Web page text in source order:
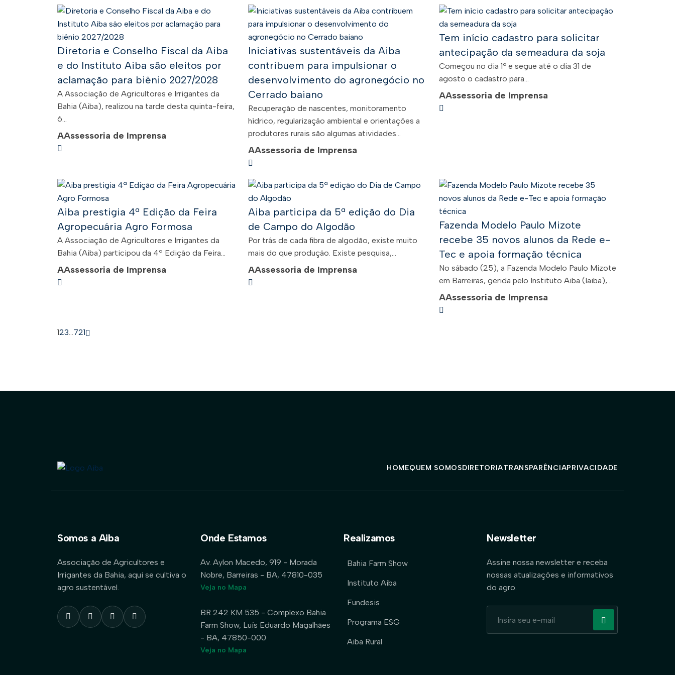
Diretoria e Conselho Fiscal da Aiba
e do Instituto Aiba são eleitos por
aclamação para biênio 2027/2028
A Associação de Agricultores e Irrigantes da
Bahia (Aiba), realizou na tarde desta quinta-feira,
6...
AAssessoria de Imprensa
Iniciativas sustentáveis da Aiba
contribuem para impulsionar o
desenvolvimento do agronegócio no
Cerrado baiano
Recuperação de nascentes, monitoramento
hídrico, regularização ambiental e orientações a
produtores rurais são algumas atividades...
AAssessoria de Imprensa
Tem início cadastro para solicitar
antecipação da semeadura da soja
Começou no dia 1º e segue até o dia 31 de
agosto o cadastro para...
AAssessoria de Imprensa
Aiba prestigia 4ª Edição da Feira
Agropecuária Agro Formosa
A Associação de Agricultores e Irrigantes da
Bahia (Aiba) participou da 4ª Edição da Feira...
AAssessoria de Imprensa
Aiba participa da 5ª edição do Dia
de Campo do Algodão
Por trás de cada fibra de algodão, existe muito
mais do que produção. Existe pesquisa,...
AAssessoria de Imprensa
Fazenda Modelo Paulo Mizote
recebe 35 novos alunos da Rede e-
Tec e apoia formação técnica
No sábado (25), a Fazenda Modelo Paulo Mizote
em Barreiras, gerida pelo Instituto Aiba (Iaiba),...
AAssessoria de Imprensa
123…721
HOMEQUEM SOMOSDIRETORIATRANSPARÊNCIAPRIVACIDADE
Somos a Aiba
Associação de Agricultores e
Irrigantes da Bahia, aqui se cultiva o
agro sustentável.
Onde Estamos
Av. Aylon Macedo, 919 - Morada
Nobre, Barreiras - BA, 47810-035
Veja no Mapa
BR 242 KM 535 - Complexo Bahia
Farm Show, Luís Eduardo Magalhães
- BA, 47850-000
Veja no Mapa
Realizamos
Bahia Farm Show
Instituto Aiba
Fundesis
Programa ESG
Aiba Rural
Newsletter
Assine nossa newsletter e receba
nossas atualizações e informativos
do agro.